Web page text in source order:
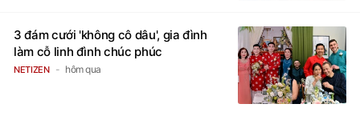
3 đám cưới 'không cô dâu', gia đình
làm cỗ linh đình chúc phúc
NETIZEN hôm qua